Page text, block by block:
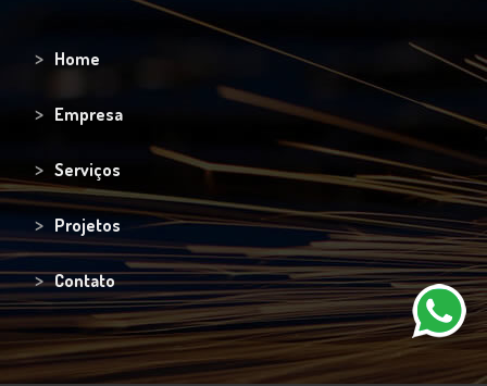
Home
Empresa
Serviços
Projetos
Contato